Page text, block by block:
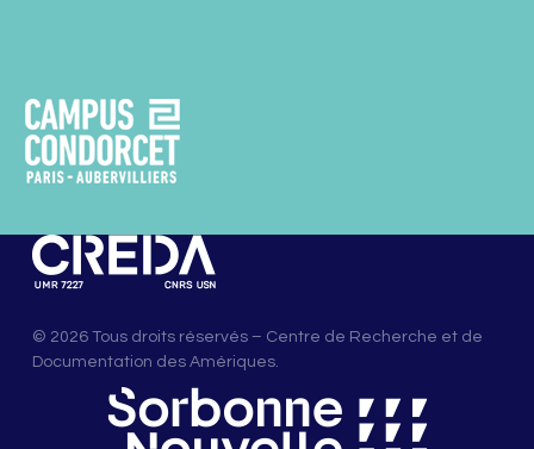
© 2026 Tous droits réservés – Centre de Recherche et de
Documentation des Amériques.